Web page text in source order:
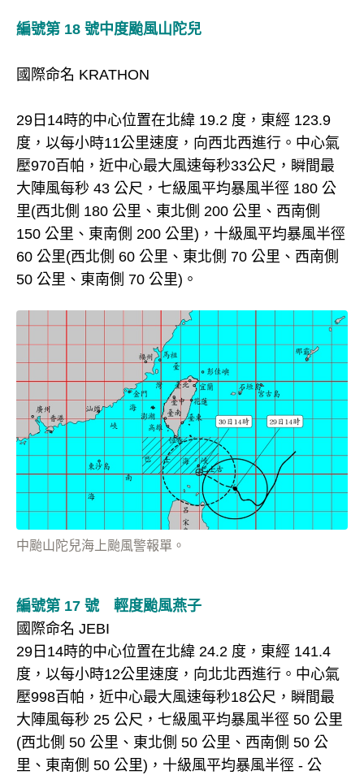
編號第 18 號中度颱風山陀兒
國際命名 KRATHON
29日14時的中心位置在北緯 19.2 度，東經 123.9
度，以每小時11公里速度，向西北西進行。中心氣
壓970百帕，近中心最大風速每秒33公尺，瞬間最
大陣風每秒 43 公尺，七級風平均暴風半徑 180 公
里(西北側 180 公里、東北側 200 公里、西南側
150 公里、東南側 200 公里)，十級風平均暴風半徑
60 公里(西北側 60 公里、東北側 70 公里、西南側
50 公里、東南側 70 公里)。
中颱山陀兒海上颱風警報單。
編號第 17 號 輕度颱風燕子
國際命名 JEBI
29日14時的中心位置在北緯 24.2 度，東經 141.4
度，以每小時12公里速度，向北北西進行。中心氣
壓998百帕，近中心最大風速每秒18公尺，瞬間最
大陣風每秒 25 公尺，七級風平均暴風半徑 50 公里
(西北側 50 公里、東北側 50 公里、西南側 50 公
里、東南側 50 公里)，十級風平均暴風半徑 - 公